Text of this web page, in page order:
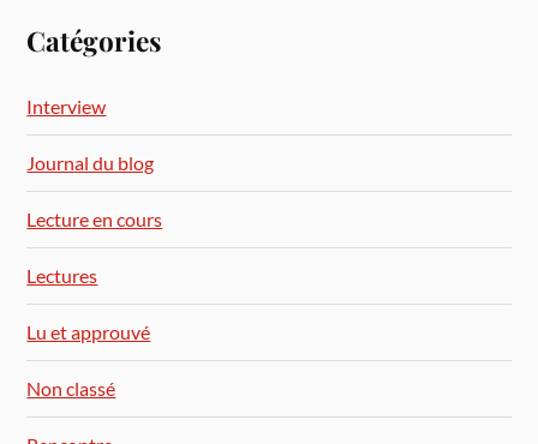
Catégories
Interview
Journal du blog
Lecture en cours
Lectures
Lu et approuvé
Non classé